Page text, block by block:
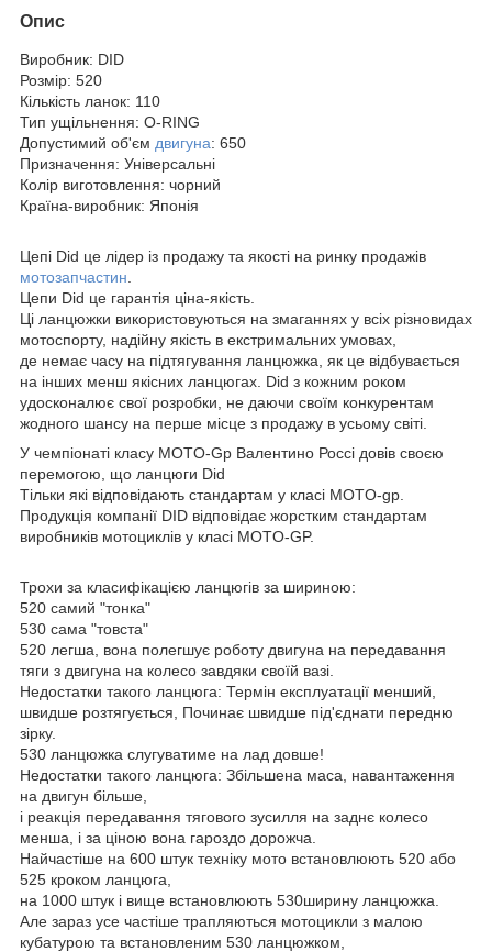
Опис
Виробник: DID
Розмір: 520
Кількість ланок: 110
Тип ущільнення: О-RING
Допустимий об'єм двигуна: 650
Призначення: Універсальні
Колір виготовлення: чорний
Країна-виробник: Японія
Цепі Did це лідер із продажу та якості на ринку продажів
мотозапчастин
Цепи Did це гарантія ціна-якість.
Ці ланцюжки використовуються на змаганнях у всіх різновидах
мотоспорту, надійну якість в екстримальних умовах,
де немає часу на підтягування ланцюжка, як це відбувається
на інших менш якісних ланцюгах. Did з кожним роком
удосконалює свої розробки, не даючи своїм конкурентам
жодного шансу на перше місце з продажу в усьому світі.
У чемпіонаті класу MOTO-Gp Валентино Россі довів своєю
перемогою, що ланцюги Did
Тільки які відповідають стандартам у класі MOTO-gp.
Продукція компанії DID відповідає жорстким стандартам
виробників мотоциклів у класі MOTO-GP.
Трохи за класифікацією ланцюгів за шириною:
520 самий "тонка"
530 сама "товста"
520 легша, вона полегшує роботу двигуна на передавання
тяги з двигуна на колесо завдяки своїй вазі.
Недостатки такого ланцюга: Термін експлуатації менший,
швидше розтягується, Починає швидше під'єднати передню
зірку.
530 ланцюжка слугуватиме на лад довше!
Недостатки такого ланцюга: Збільшена маса, навантаження
на двигун більше,
і реакція передавання тягового зусилля на заднє колесо
менша, і за ціною вона гароздо дорожча.
Найчастіше на 600 штук техніку мото встановлюють 520 або
525 кроком ланцюга,
на 1000 штук і вище встановлюють 530ширину ланцюжка.
Але зараз усе частіше трапляються мотоцикли з малою
кубатурою та встановленим 530 ланцюжком,